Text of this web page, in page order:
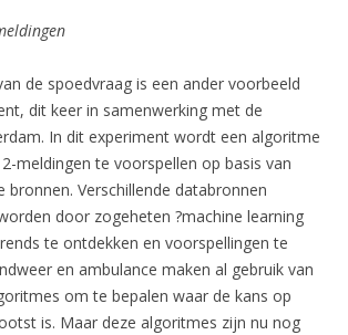
de spoedvraag is een ander voorbeeld
dit keer in samenwerking met de
In dit experiment wordt een algoritme
meldingen te voorspellen op basis van
bronnen. Verschillende databronnen
door zogeheten ?machine learning
te ontdekken en voorspellingen te
en ambulance maken al gebruik van
om te bepalen waar de kans op
is. Maar deze algoritmes zijn nu nog